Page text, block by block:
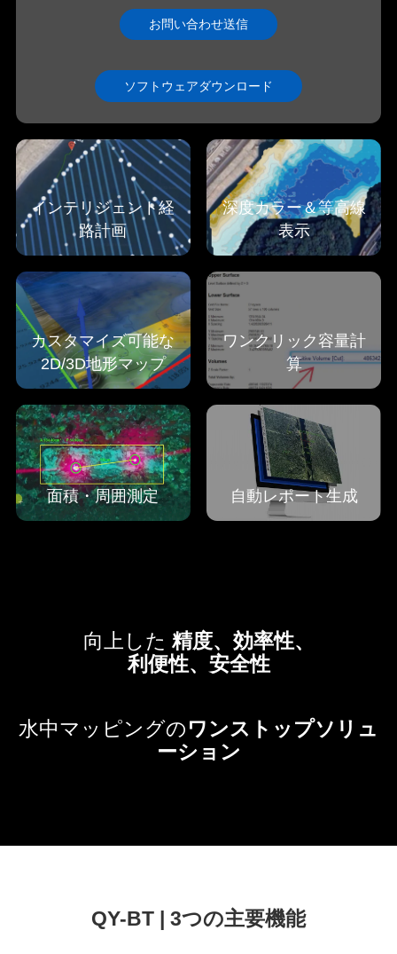
インテリジェント経
路計画
深度カラー＆等高線
表示
カスタマイズ可能な
2D/3D地形マップ
ワンクリック容量計
算
面積・周囲測定 自動レポート生成
向上した 精度、効率性、
利便性、安全性
水中マッピングのワンストップソリュ
ーション
QY-BT | 3つの主要機能